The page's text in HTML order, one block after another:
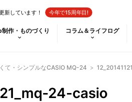
新しています！ 今年で15周年目!
作・ものづくり コラム＆ライフログ
て・シンプルなCASIO MQ-24 >
24-casio